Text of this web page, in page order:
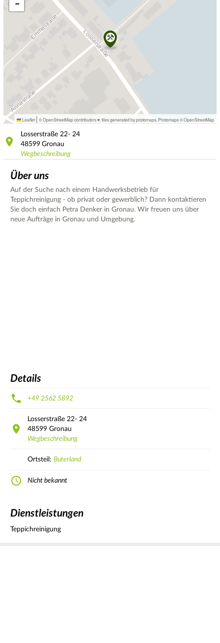
−
Leaflet | © OpenStreetMap contributors ♥, tiles generated by protomaps Protomaps©OpenStreetMap
Losserstraße 22- 24
48599 Gronau
Wegbeschreibung
Über uns
Auf der Suche nach einem Handwerksbetrieb für
Teppichreinigung - ob privat oder gewerblich? Dann kontaktieren
Sie doch einfach Petra Denker in Gronau. Wir freuen uns über
neue Aufträge in Gronau und Umgebung.
Details
+49 2562 5892
Losserstraße 22- 24
48599 Gronau
Wegbeschreibung
Ortsteil: Buterland
Nicht bekannt
Dienstleistungen
Teppichreinigung